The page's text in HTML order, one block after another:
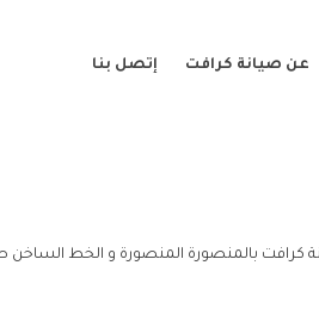
عن صيانة كرافت إتصل بنا
كرافت بالمنصورة المنصورة و الخط الساخن